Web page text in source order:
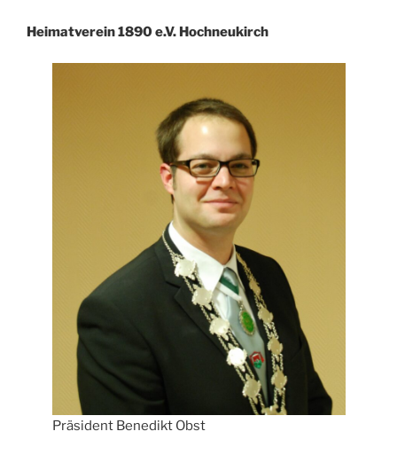
Heimatverein 1890 e.V. Hochneukirch
Präsident Benedikt Obst